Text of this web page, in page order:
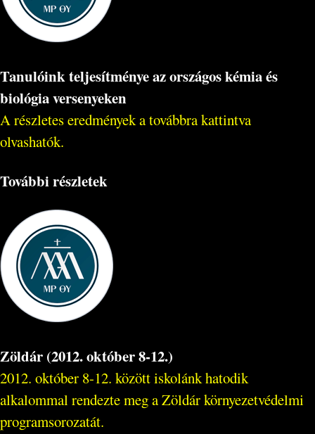
Tanulóink teljesítménye az országos kémia és
biológia versenyeken
A részletes eredmények a továbbra kattintva
olvashatók.
További részletek
Zöldár (2012. október 8-12.)
2012. október 8-12. között iskolánk hatodik
alkalommal rendezte meg a Zöldár környezetvédelmi
programsorozatát.